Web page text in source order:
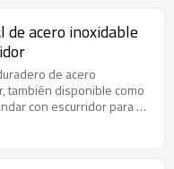
de acero inoxidable
de acero
también disponible como
con escurridor para un